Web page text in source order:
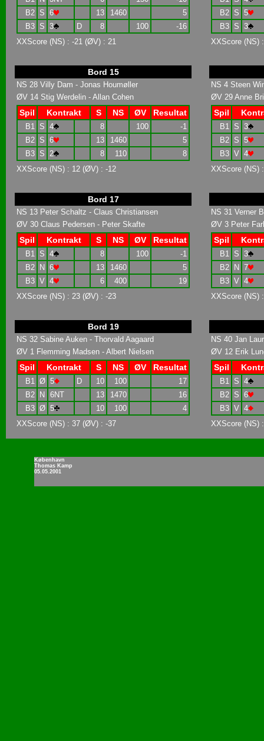
B2 S 6 13 1460
5
B3 S 3 D 8 100
-16
XXScore (NS) : -21 (ØV) : 21
B2 S 5
B3 S
3
XXScore (NS)
Bord 15
NS 28 Villy Dam - Jonas Houmøller
ØV 14 Stig Werdelin - Allan Cohen
Spil Kontrakt S NS ØV Resultat
B1 S 4 8 100
-1
B2 S 6 13 1460
5
B3 S 2 8 110
8
XXScore (NS) : 12 (ØV) : -12
NS 4 Steen
ØV 29 Anne
Spil
B1 S
3
B2 S 5
B3 V 4
XXScore (NS)
Bord 17
NS 13 Peter Schaltz - Claus Christiansen
ØV 30 Claus Pedersen - Peter Skafte
Spil Kontrakt S NS ØV Resultat
B1 S 4 8 100
-1
B2
N 6 13 1460
5
B3 V 4 6 400
19
XXScore (NS) : 23 (ØV) : -23
NS 31 Verner
ØV 3 Peter
Spil
B1 S
3
B2
N 7
B3 V 4
XXScore (NS)
Bord 19
NS 32 Sabine Auken - Thorvald Aagaard
ØV 1 Flemming Madsen - Albert Nielsen
Spil Kontrakt S NS ØV Resultat
B1 Ø 5 D 10 100
17
B2
N 6NT 13 1470
16
B3 Ø 5 10 100
4
XXScore (NS) : 37 (ØV) : -37
NS 40 Jan
ØV 12 Erik
Spil
B1 S 4
B2 S 6
B3 V 4
XXScore (NS)
København
Thomas Kamp
05.05.2001